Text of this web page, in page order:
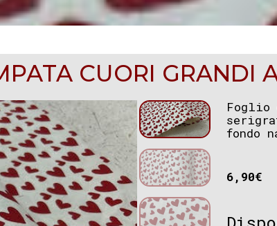
CUORI GRANDI
Foglio
fondo
6,90€